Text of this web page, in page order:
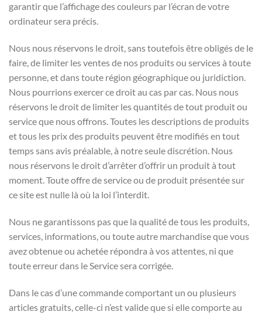
garantir que l’affichage des couleurs par l’écran de votre
ordinateur sera précis.
Nous nous réservons le droit, sans toutefois être obligés de le
faire, de limiter les ventes de nos produits ou services à toute
personne, et dans toute région géographique ou juridiction.
Nous pourrions exercer ce droit au cas par cas. Nous nous
réservons le droit de limiter les quantités de tout produit ou
service que nous offrons. Toutes les descriptions de produits
et tous les prix des produits peuvent être modifiés en tout
temps sans avis préalable, à notre seule discrétion. Nous
nous réservons le droit d’arrêter d’offrir un produit à tout
moment. Toute offre de service ou de produit présentée sur
ce site est nulle là où la loi l’interdit.
Nous ne garantissons pas que la qualité de tous les produits,
services, informations, ou toute autre marchandise que vous
avez obtenue ou achetée répondra à vos attentes, ni que
toute erreur dans le Service sera corrigée.
Dans le cas d’une commande comportant un ou plusieurs
articles gratuits, celle-ci n’est valide que si elle comporte au